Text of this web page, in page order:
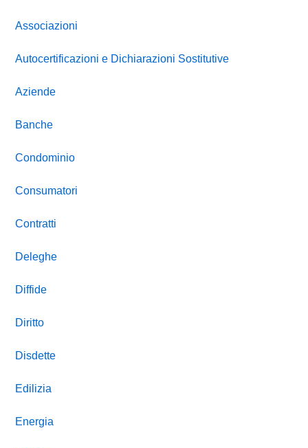
Associazioni
Autocertificazioni e Dichiarazioni Sostitutive
Aziende
Banche
Condominio
Consumatori
Contratti
Deleghe
Diffide
Diritto
Disdette
Edilizia
Energia